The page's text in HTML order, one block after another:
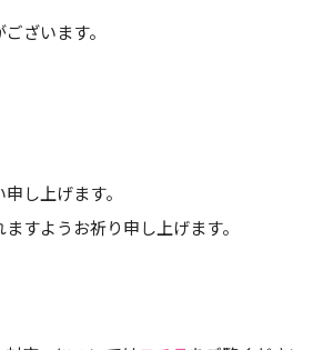
ざいます。
し上げます。
すようお祈り申し上げます。